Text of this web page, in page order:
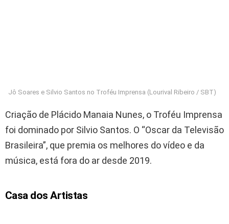
Jô Soares e Silvio Santos no Troféu Imprensa (Lourival Ribeiro / SBT)
Criação de Plácido Manaia Nunes, o Troféu Imprensa
foi dominado por Silvio Santos. O “Oscar da Televisão
Brasileira”, que premia os melhores do vídeo e da
música, está fora do ar desde 2019.
Casa dos Artistas